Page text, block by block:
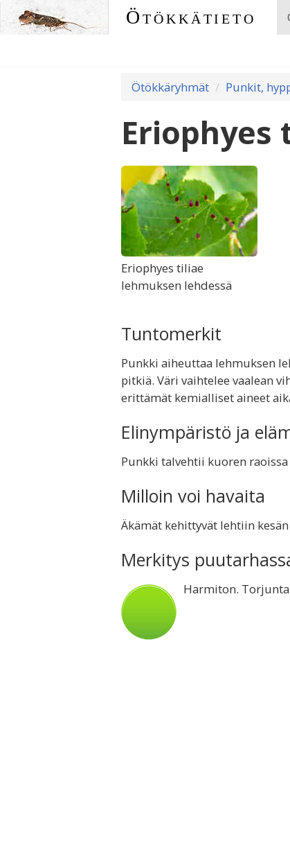
Ötökkätieto
Ötökkäryhmät Punkit,
Eriophyes
Eriophyes tiliae
lehmuksen lehdessä
Tuntomerkit
Punkki aiheuttaa lehmuksen
pitkiä. Väri vaihtelee vaalean
erittämät kemialliset aineet
Elinympäristö ja
Punkki talvehtii kuoren
Milloin voi havaita
Äkämät kehittyvät lehtiin
Merkitys
Harmiton.